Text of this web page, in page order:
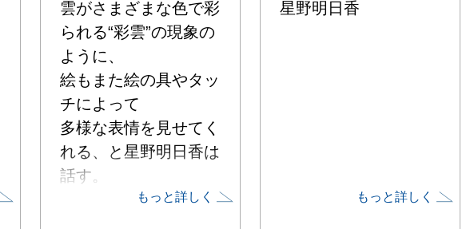
雲がさまざまな色で彩
られる“彩雲”の現象の
ように、
絵もまた絵の具やタッ
チによって
多様な表情を見せてく
れる、と星野明日香は
話す。
空に浮かび、絶えず姿
もっと詳しく
星野明日香
もっと詳しく